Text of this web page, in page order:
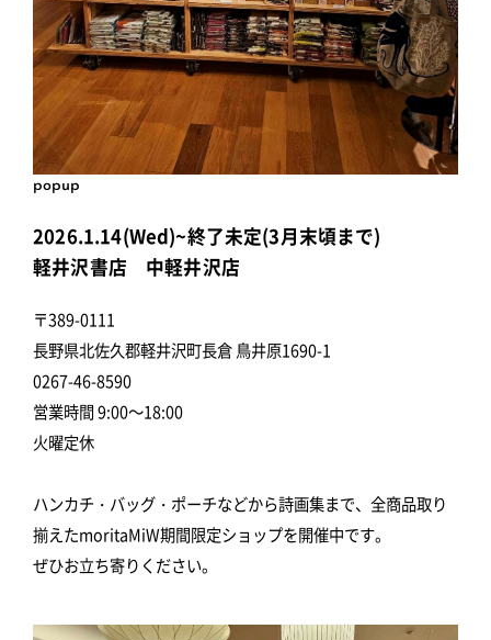
popup
2026.1.14(Wed)~終了未定(3月末頃まで)
軽井沢書店 中軽井沢店
〒389-0111
長野県北佐久郡軽井沢町長倉 鳥井原1690-1
0267-46-8590
営業時間 9:00～18:00
火曜定休
ハンカチ・バッグ・ポーチなどから詩画集まで、全商品取り
揃えたmoritaMiW期間限定ショップを開催中です。
ぜひお立ち寄りください。